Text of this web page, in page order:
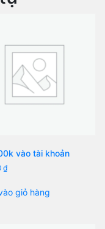
vào tài khoản
₫
giỏ hàng